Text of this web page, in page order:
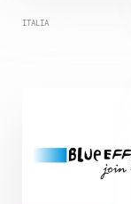
ITALIA